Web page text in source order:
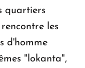
quartiers
les
d'homme
"lokanta",